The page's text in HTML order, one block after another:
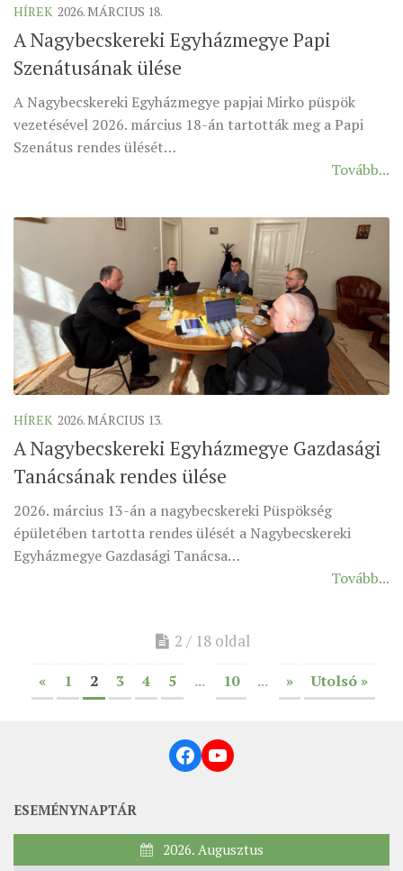
HÍREK 2026. MÁRCIUS 18.
A Nagybecskereki Egyházmegye Papi
Szenátusának ülése
A Nagybecskereki Egyházmegye papjai Mirko püspök
vezetésével 2026. március 18-án tartották meg a Papi
Szenátus rendes ülését…
Tovább...
HÍREK 2026. MÁRCIUS 13.
A Nagybecskereki Egyházmegye Gazdasági
Tanácsának rendes ülése
2026. március 13-án a nagybecskereki Püspökség
épületében tartotta rendes ülését a Nagybecskereki
Egyházmegye Gazdasági Tanácsa…
Tovább...
2 / 18 oldal
« 1 2 3 4 5 ... 10 ... » Utolsó »
Facebook
YouTube
ESEMÉNYNAPTÁR
2026. Augusztus